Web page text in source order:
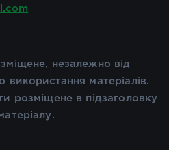
незалежно від
використання матеріалів.
розміщене в підзаголовку